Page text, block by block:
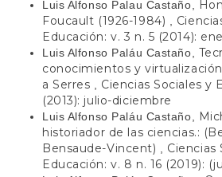
Luis Alfonso Palau Castaño,
Foucault (1926-1984)
Educación: v. 3 n. 5 (2014):
Luis Alfonso Paláu Castaño,
conocimientos y
a Serres
Ciencias Sociales y
(2013): julio-diciembre
Luis Alfonso Paláu Castaño,
historiador de las ciencias.:
Bensaude-Vincent)
Ciencias
Educación: v. 8 n. 16 (2019):